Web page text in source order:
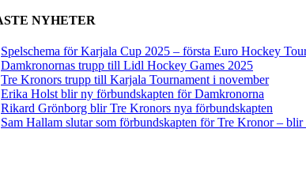
NYHETER
Spelschema för Karjala Cup 2025 – första Euro Hockey
Damkronornas trupp till Lidl Hockey Games 2025
Tre Kronors trupp till Karjala Tournament i november
Erika Holst blir ny förbundskapten för Damkronorna
Rikard Grönborg blir Tre Kronors nya förbundskapten
Sam Hallam slutar som förbundskapten för Tre Kronor – blir